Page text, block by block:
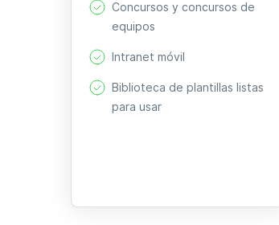
Concursos y concursos de
equipos
Intranet móvil
Biblioteca de plantillas listas
para usar